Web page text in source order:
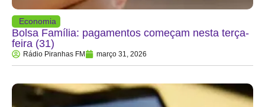
Economia
Bolsa Família: pagamentos começam nesta terça-
feira (31)
Rádio Piranhas FM março 31, 2026